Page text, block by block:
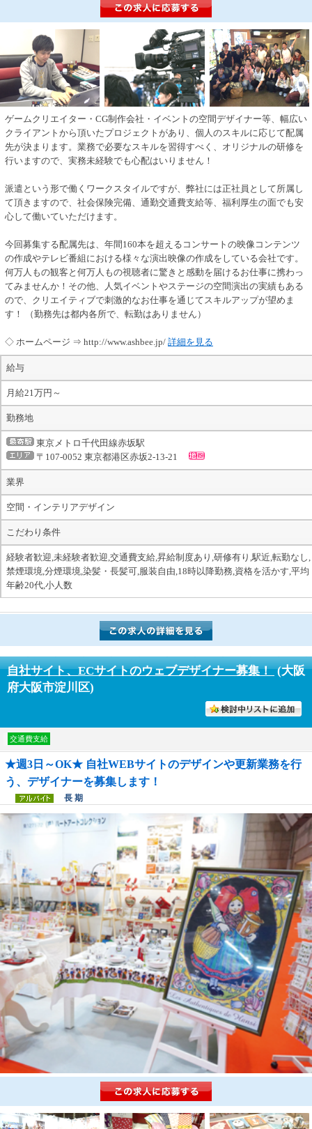
ゲームクリエイター・CG制作会社・イベントの空間デザイナー等、幅広い
クライアントから頂いたプロジェクトがあり、個人のスキルに応じて配属
先が決まります。業務で必要なスキルを習得すべく、オリジナルの研修を
行いますので、実務未経験でも心配はいりません！
派遣という形で働くワークスタイルですが、弊社には正社員として所属し
て頂きますので、社会保険完備、通勤交通費支給等、福利厚生の面でも安
心して働いていただけます。
今回募集する配属先は、年間160本を超えるコンサートの映像コンテンツ
の作成やテレビ番組における様々な演出映像の作成をしている会社です。
何万人もの観客と何万人もの視聴者に驚きと感動を届けるお仕事に携わっ
てみませんか！その他、人気イベントやステージの空間演出の実績もある
ので、クリエイティブで刺激的なお仕事を通じてスキルアップが望めま
す！ （勤務先は都内各所で、転勤はありません）
◇ ホームページ ⇒ http://www.ashbee.jp/ 詳細を見る
給与
月給21万円～
勤務地
東京メトロ千代田線赤坂駅
〒107-0052 東京都港区赤坂2-13-21
業界
空間・インテリアデザイン
こだわり条件
経験者歓迎,未経験者歓迎,交通費支給,昇給制度あり,研修有り,駅近,転勤なし,
禁煙環境,分煙環境,染髪・長髪可,服装自由,18時以降勤務,資格を活かす,平均
年齢20代,小人数
自社サイト、ECサイトのウェブデザイナー募集！(大阪
府大阪市淀川区)
交通費支給
★週3日～OK★ 自社WEBサイトのデザインや更新業務を行
う、デザイナーを募集します！
長 期